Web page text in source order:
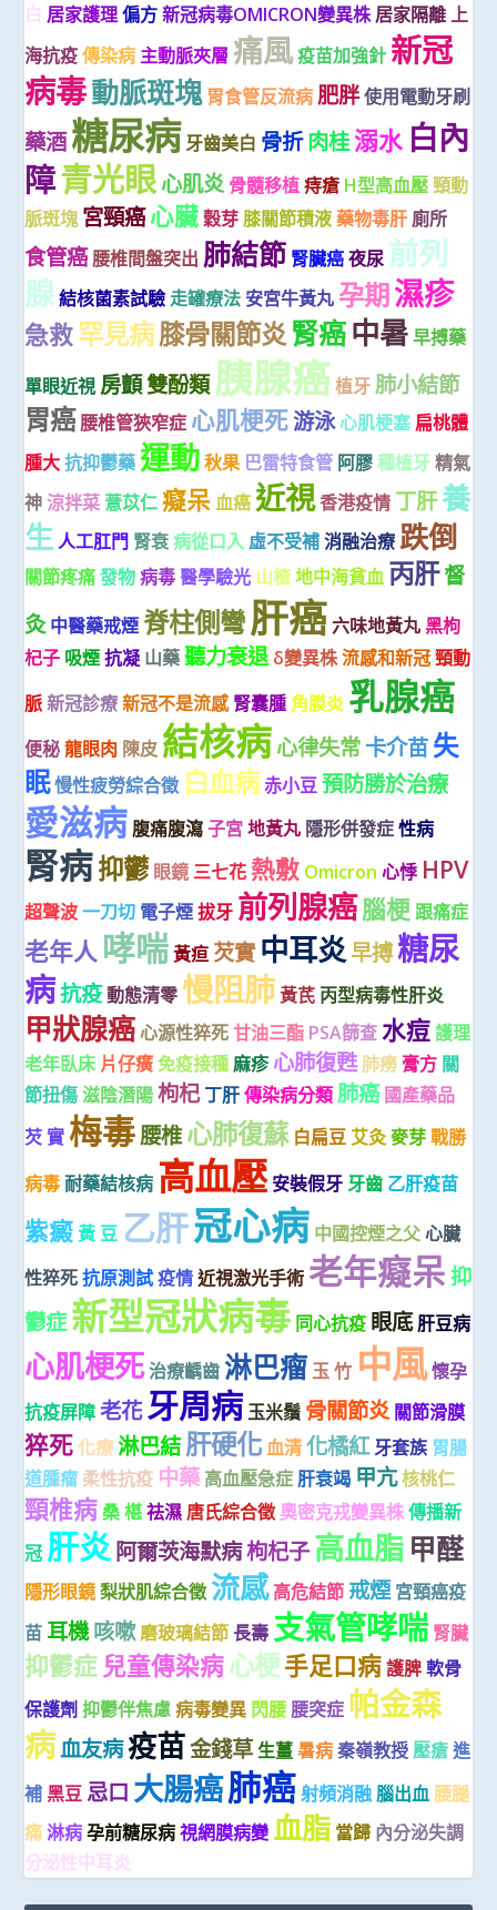
白 居家護理 偏方 新冠病毒OMICRON變異株 居家隔離 上
海抗疫 傳染病 主動脈夾層 痛風疫苗加強針 新冠
病毒動脈斑塊 胃食管反流病 肥胖使用電動牙刷
藥酒糖尿病牙齒美白 骨折肉桂溺水 白內
障青光眼心肌炎 骨髓移植 痔瘡 H型高血壓 頸動
脈斑塊 宮頸癌心臟 穀芽 膝關節積液 藥物毒肝 廁所
食管癌 腰椎間盤突出 肺結節 腎臟癌 夜尿 前列
腺結核菌素試驗 走罐療法 安宮牛黃丸 孕期濕疹
急救罕見病膝骨關節炎腎癌中暑 早搏藥
單眼近視 房顫雙酚類胰腺癌 植牙 肺小結節
胃癌 腰椎管狹窄症 心肌梗死游泳心肌梗塞 扁桃體
腫大 抗抑鬱藥 運動 秋果 巴雷特食管 阿膠 種植牙 精氣
神 涼拌菜 薏苡仁 癡呆 血癌 近視香港疫情 丁肝養
生 人工肛門 腎衰 病從口入 虛不受補 消融治療 跌倒
關節疼痛 發物 病毒 醫學驗光 山楂 地中海貧血 丙肝督
灸 中醫藥戒煙 脊柱側彎肝癌 六味地黃丸 黑枸
杞子 吸煙 抗凝 山藥 聽力衰退 δ變異株流感和新冠 頸動
脈 新冠診療 新冠不是流感 腎囊腫 角膜炎 乳腺癌
便秘 龍眼肉 陳皮 結核病心律失常卡介苗失
眠慢性疲勞綜合徵 白血病赤小豆 預防勝於治療
愛滋病 腹痛腹瀉 子宮 地黃丸 隱形併發症 性病
腎病抑鬱 眼鏡 三七花 熱敷 Omicron 心悸 HPV
超聲波 一刀切 電子煙 拔牙 前列腺癌腦梗 跟痛症
老年人 哮喘 黃疸 芡實 中耳炎早搏糖尿
病抗疫動態清零慢阻肺 黃芪 丙型病毒性肝炎
甲狀腺癌 心源性猝死 甘油三酯 PSA篩查 水痘 護理
老年臥床 片仔癀 免疫接種 麻疹 心肺復甦 肺癆 膏方 關
節扭傷 滋陰潛陽 枸杞 丁肝 傳染病分類 肺癌 國產藥品
芡 實 梅毒腰椎心肺復蘇 白扁豆 艾灸 麥芽 戰勝
病毒 耐藥結核病 高血壓 安裝假牙 牙齒 乙肝疫苗
紫癜 黃 豆 乙肝冠心病 中國控煙之父 心臟
性猝死 抗原測試 疫情 近視激光手術 老年癡呆 抑
鬱症新型冠狀病毒 同心抗疫 眼底 肝豆病
心肌梗死治療齲齒 淋巴瘤 玉 竹 中風懷孕
抗疫屏障 老花牙周病 玉米鬚 骨關節炎 關節滑膜
猝死 化療 淋巴結肝硬化 血清 化橘紅牙套族 胃腸
道腫瘤 柔性抗疫 中藥 高血壓急症 肝衰竭 甲亢核桃仁
頸椎病 桑 椹 祛濕 唐氏綜合徵 奧密克戎變異株傳播新
冠 肝炎阿爾茨海默病枸杞子高血脂 甲醛
隱形眼鏡梨狀肌綜合徵 流感 高危結節 戒煙 宮頸癌疫
苗 耳機咳嗽磨玻璃結節 長壽 支氣管哮喘 腎臟
抑鬱症 兒童傳染病心梗手足口病 護脾 軟骨
保護劑 抑鬱伴焦慮 病毒變異 閃腰 腰突症 帕金森
病血友病疫苗金錢草 生薑 暑病 秦嶺教授 壓瘡 進
補 黑豆 忌口 大腸癌肺癌 射頻消融 腦出血 腰腿
痛 淋病 孕前糖尿病 視網膜病變 血脂 當歸 內分泌失調
分泌性中耳炎